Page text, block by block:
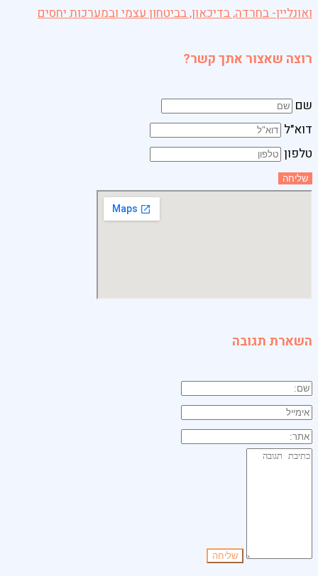
ואונליין- בחרדה, בדיכאון, בביטחון עצמי ובמערכות יחסים
רוצה שאצור אתך קשר?
שם
דוא"ל
טלפון
שליחה
השארת תגובה